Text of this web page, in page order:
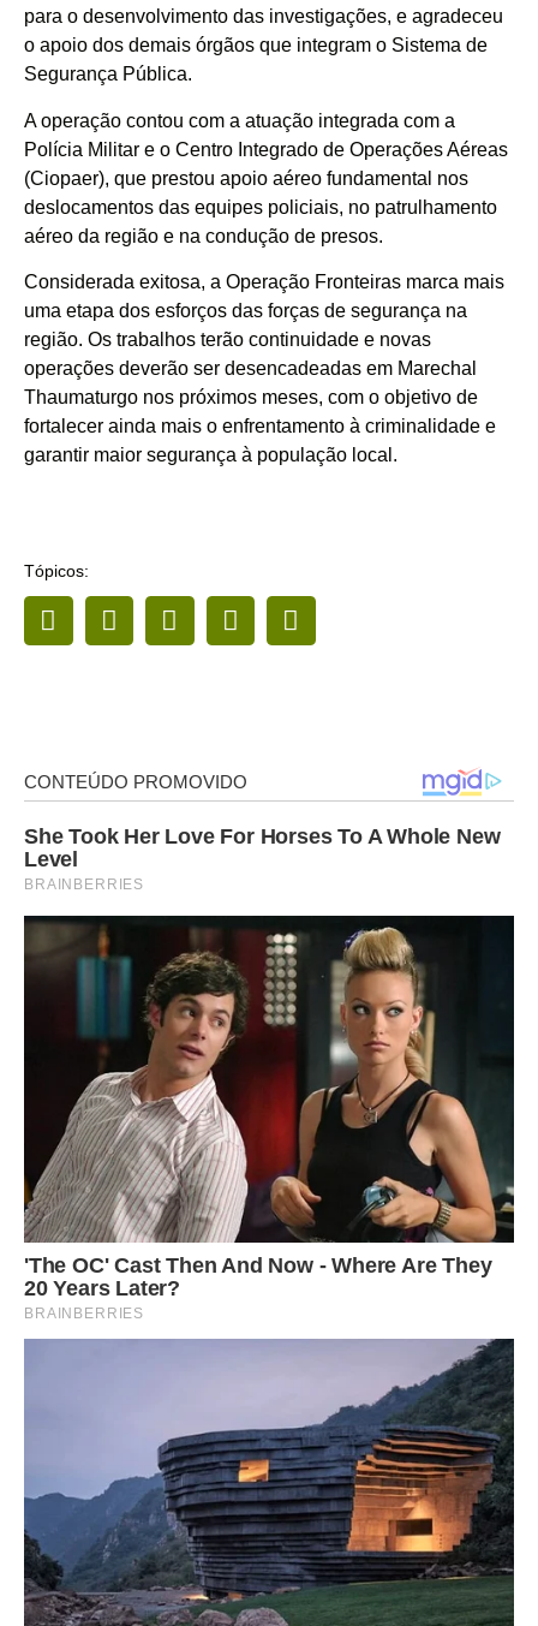
para o desenvolvimento das investigações, e agradeceu
o apoio dos demais órgãos que integram o Sistema de
Segurança Pública.
A operação contou com a atuação integrada com a
Polícia Militar e o Centro Integrado de Operações Aéreas
(Ciopaer), que prestou apoio aéreo fundamental nos
deslocamentos das equipes policiais, no patrulhamento
aéreo da região e na condução de presos.
Considerada exitosa, a Operação Fronteiras marca mais
uma etapa dos esforços das forças de segurança na
região. Os trabalhos terão continuidade e novas
operações deverão ser desencadeadas em Marechal
Thaumaturgo nos próximos meses, com o objetivo de
fortalecer ainda mais o enfrentamento à criminalidade e
garantir maior segurança à população local.
Tópicos: